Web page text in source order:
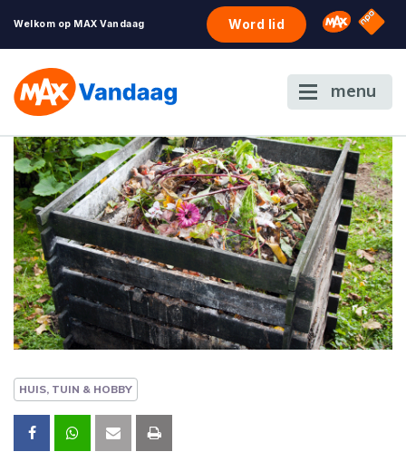
Welkom op MAX Vandaag Word lid Omroep
NPO
menu
HUIS, TUIN & HOBBY